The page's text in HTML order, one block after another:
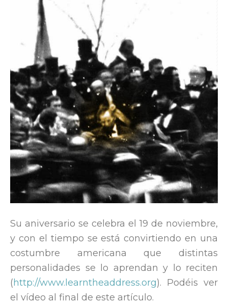
Su aniversario se celebra el 19 de noviembre,
y con el tiempo se está convirtiendo en una
costumbre americana que distintas
personalidades se lo aprendan y lo reciten
(http://www.learntheaddress.org). Podéis ver
el vídeo al final de este artículo.